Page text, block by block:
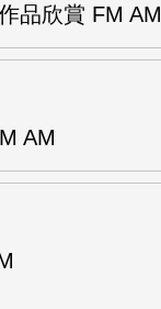
品欣賞 FM AM
AM